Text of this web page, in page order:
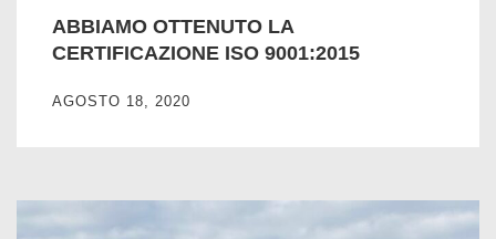
ABBIAMO OTTENUTO LA
CERTIFICAZIONE ISO 9001:2015
AGOSTO 18, 2020